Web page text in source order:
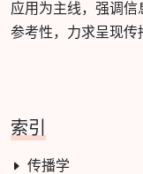
应用为主线，强调
参考性，力求呈现传
索引
传播学